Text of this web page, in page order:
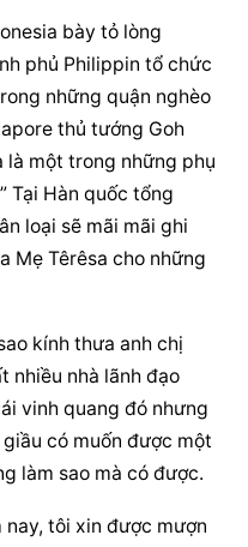
bày tỏ lòng
phủ Philippin tổ chức
những quận nghèo
thủ tướng Goh
là một trong những phụ
Tại Hàn quốc tổng
loại sẽ mãi mãi ghi
Mẹ Têrêsa cho những
kính thưa anh chị
nhiều nhà lãnh đạo
vinh quang đó nhưng
có muốn được một
làm sao mà có được.
tôi xin được mượn